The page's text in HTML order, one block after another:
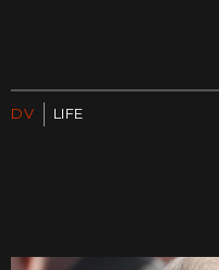
DV LIFE